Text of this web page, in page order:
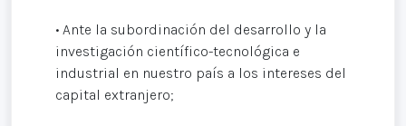
• Ante la subordinación del desarrollo y la
investigación científico-tecnológica e
industrial en nuestro país a los intereses del
capital extranjero;